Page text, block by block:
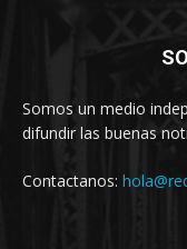
Somos un medio
difundir las buenas
Contactanos: